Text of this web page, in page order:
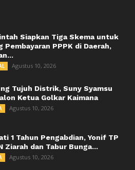
Siapkan Tiga Skema untuk
Pembayaran PPPK di Daerah,
Agustus 10, 2026
Tujuh Distrik, Suny Syamsu
Ketua Golkar Kaimana
Agustus 10, 2026
1 Tahun Pengabdian, Yonif TP
Ziarah dan Tabur Bunga...
Agustus 10, 2026